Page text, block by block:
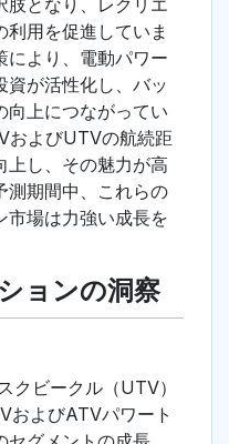
肢となり、レクリエ
用を促進していま
により、電動パワー
資が活性化し、バッ
向上につながってい
およびUTVの航続距
上し、その魅力が高
測期間中、これらの
市場は力強い成長を
ョンの洞察
クビークル（UTV）
およびATVパワート